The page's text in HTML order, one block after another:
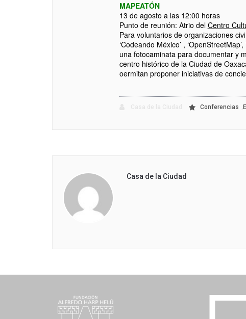
MAPEATÓN
13 de agosto a las 12:00 horas
Punto de reunión: Atrio del Centro
Para voluntarios de organizaciones
‘Codeando México’ ,
una fotocaminata para documentar y
centro histórico de la Ciudad de
oermitan proponer iniciativas de
Conferencias
Casa de la Ciudad